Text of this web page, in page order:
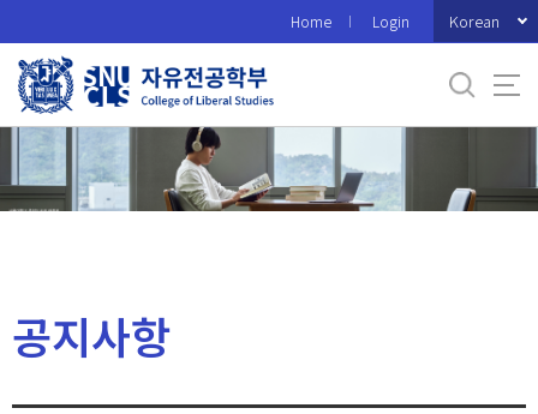
로
메
Home Login Korean
공지사항